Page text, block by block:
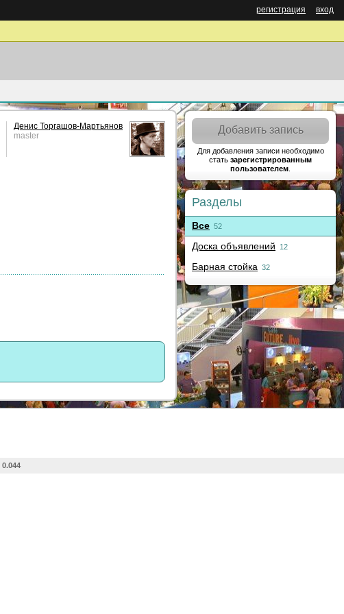
вход
регистрация
Денис Торгашов-Мартьянов
master
Добавить запись
Для добавления записи необходимо
стать зарегистрированным
пользователем
Разделы
Все 52
Доска объявлений 12
Барная стойка 32
0.044